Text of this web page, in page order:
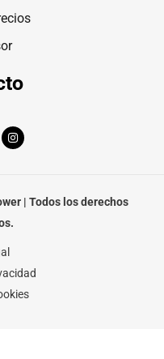
I
n
r
m
| Todos los derechos